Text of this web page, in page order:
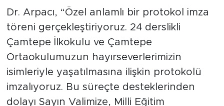
Dr. Arpacı, “Özel anlamlı bir protokol imza
töreni gerçekleştiriyoruz. 24 derslikli
Çamtepe İlkokulu ve Çamtepe
Ortaokulumuzun hayırseverlerimizin
isimleriyle yaşatılmasına ilişkin protokolü
imzalıyoruz. Bu süreçte desteklerinden
dolayı Sayın Valimize, Milli Eğitim